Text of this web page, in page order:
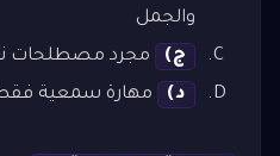
والجمل
ج)
مجرد مصطلحات
د)
مهارة سمعية